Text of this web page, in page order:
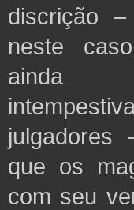
discrição
neste
ainda
julgadores
que os
com seu